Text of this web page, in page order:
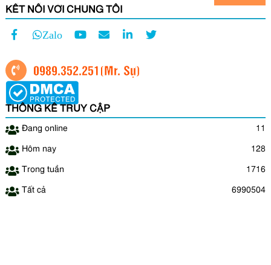
KẾT NỐI VỚI CHÚNG TÔI
Zalo
0989.352.251(Mr. Sự)
THỐNG KÊ TRUY CẬP
Đang online 11
Hôm nay 128
Trong tuần 1716
Tất cả 6990504